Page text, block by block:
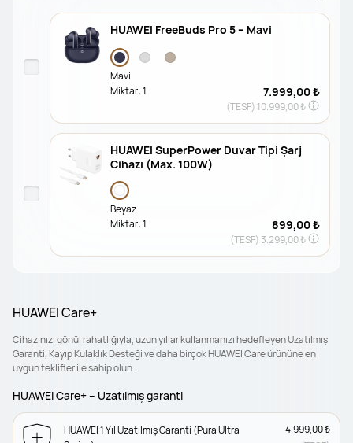
HUAWEI FreeBuds Pro 5 – Mavi
Mavi
7.999,00 ₺
(TESF) 10.999,00 ₺
Miktar:1
HUAWEI SuperPower Duvar Tipi Şarj
Cihazı (Max. 100W)
Beyaz
899,00 ₺
(TESF) 3.299,00 ₺
Miktar:1
HUAWEI Care+
Cihazınızı gönül rahatlığıyla, uzun yıllar kullanmanızı hedefleyen Uzatılmış
Garanti, Kayıp Kulaklık Desteği ve daha birçok HUAWEI Care ürününe en
uygun teklifler ile sahip olun.
HUAWEI Care+ – Uzatılmış garanti
HUAWEI 1 Yıl Uzatılmış Garanti (Pura Ultra
4.999,00 ₺